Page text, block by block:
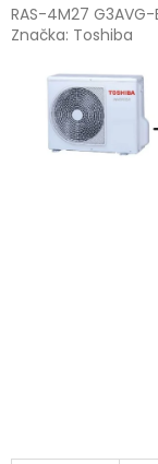
RAS-4M27 G3AVG-
Značka: Toshiba